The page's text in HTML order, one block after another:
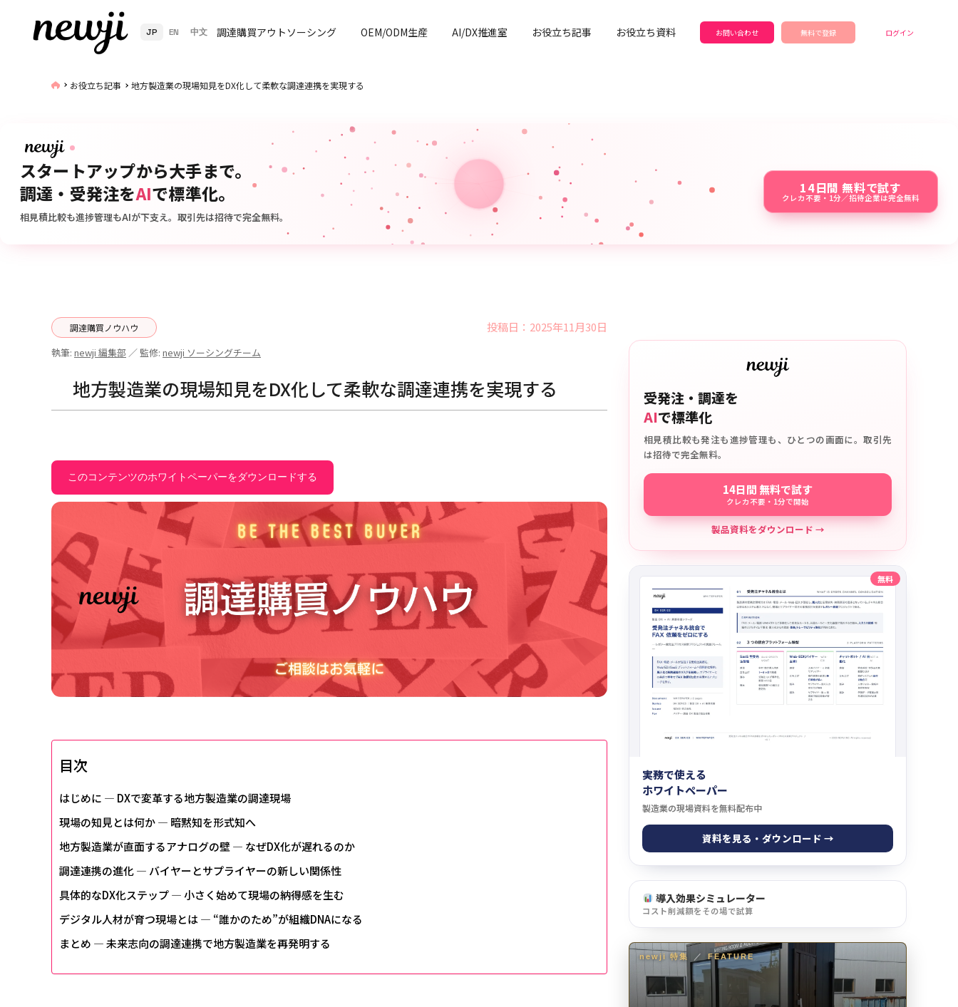
JP EN 中文 調達購買アウトソーシング OEM/ODM生産 AI/DX推進室 お役立ち記事 お役立ち資料 お問い合わせ 無料で登録 ログイン
お役立ち記事 地方製造業の現場知見をDX化して柔軟な調達連携を実現する
スタートアップから大手まで。
調達・受発注をAIで標準化。
相見積比較も進捗管理もAIが下支え。取引先は招待で完全無料。
14日間 無料で試す
クレカ不要・1分／招待企業は完全無料
調達購買ノウハウ 投稿日：2025年11月30日
執筆: newji 編集部 ／ 監修: newji ソーシングチーム
地方製造業の現場知見をDX化して柔軟な調達連携を実現する
このコンテンツのホワイトペーパーをダウンロードする
目次
はじめに ― DXで変革する地方製造業の調達現場
現場の知見とは何か ― 暗黙知を形式知へ
地方製造業が直面するアナログの壁 ― なぜDX化が遅れるのか
調達連携の進化 ― バイヤーとサプライヤーの新しい関係性
具体的なDX化ステップ ― 小さく始めて現場の納得感を生む
デジタル人材が育つ現場とは ― “誰かのため”が組織DNAになる
まとめ ― 未来志向の調達連携で地方製造業を再発明する
受発注・調達を
AIで標準化
相見積比較も発注も進捗管理も、ひとつの画面に。取引先
は招待で完全無料。
14日間 無料で試す
クレカ不要・1分で開始
製品資料をダウンロード →
無料
実務で使える
ホワイトペーパー
製造業の現場資料を無料配布中
資料を見る・ダウンロード →
導入効果シミュレーター
コスト削減額をその場で試算
newji 特集 ／ FEATURE